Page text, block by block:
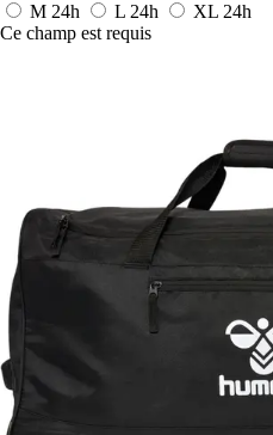
M 24h L 24h XL 24h
Ce champ est requis